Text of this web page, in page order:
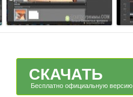
СКАЧАТЬ
Бесплатно официальную версию